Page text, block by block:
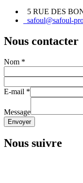
5 RUE DES
safoul@safoul-
Nous contacter
Nom *
E-mail *
Message
Envoyer
Nous suivre